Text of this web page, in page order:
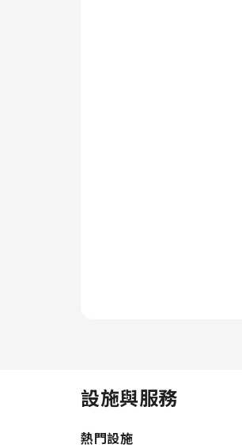
設施與服務
熱門設施